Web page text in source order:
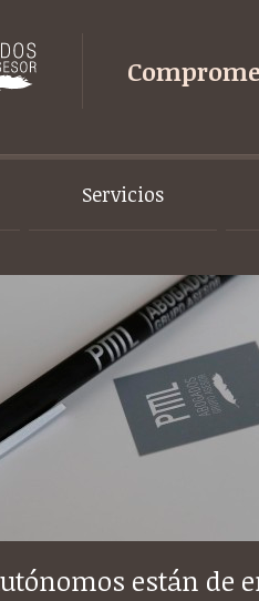
Servicios
están de